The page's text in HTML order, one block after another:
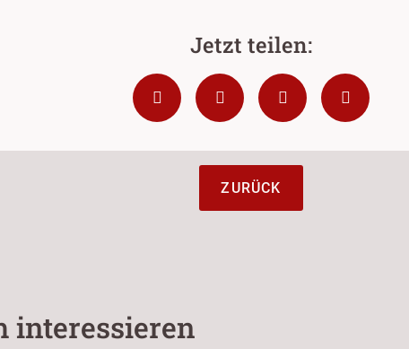
ZURÜCK
interessieren